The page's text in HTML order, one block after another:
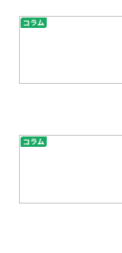
コラム
コラム